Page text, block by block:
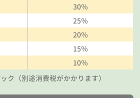
30％
25％
20％
15％
10％
ク（別途消費税がかかります）